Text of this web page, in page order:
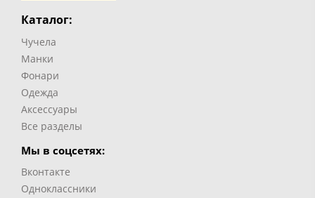
Каталог:
Чучела
Манки
Фонари
Одежда
Аксессуары
Все разделы
Мы в соцсетях:
Вконтакте
Одноклассники